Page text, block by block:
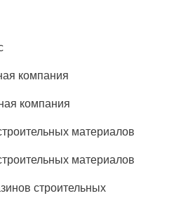
компания
компания
материалов
материалов
строительных